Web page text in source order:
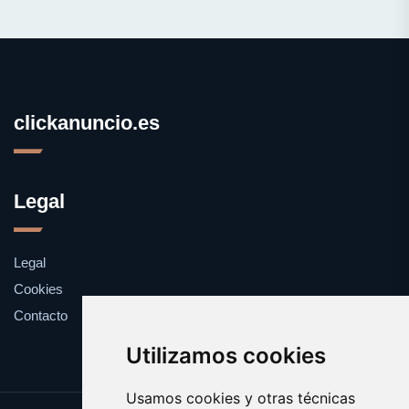
Utilizamos cookies
Usamos cookies y otras técnicas
clickanuncio.es
Legal
Legal
Cookies
Contacto